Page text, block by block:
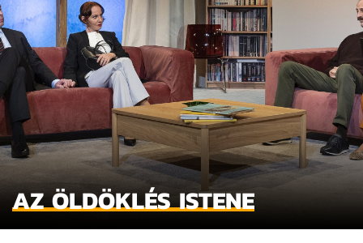
AZ ÖLDÖKLÉS ISTENE